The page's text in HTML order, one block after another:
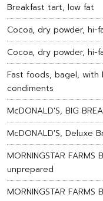
Breakfast tart, low fat
Cocoa, dry powder, hi-
Cocoa, dry powder,
Fast foods, bagel,
condiments
McDONALD'S, BIG
McDONALD'S, Deluxe
MORNINGSTAR
unprepared
MORNINGSTAR